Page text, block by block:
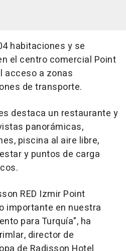
habitaciones y se
el centro comercial Point
acceso a zonas
de transporte.
destaca un restaurante y
panorámicas,
piscina al aire libre,
y puntos de carga
RED Izmir Point
importante en nuestra
para Turquía", ha
director de